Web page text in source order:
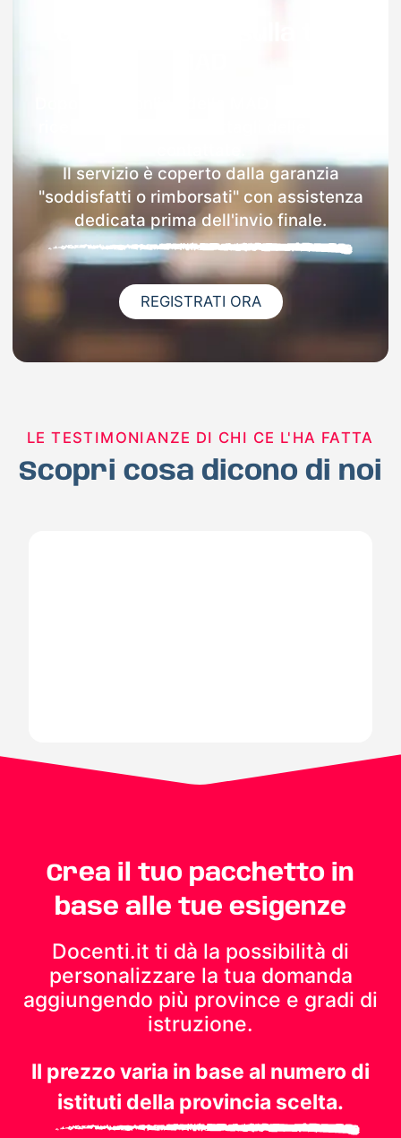
Il servizio è coperto dalla garanzia
"soddisfatti o rimborsati" con assistenza
dedicata prima dell'invio finale.
REGISTRATI ORA
LE TESTIMONIANZE DI CHI CE L'HA FATTA
Scopri cosa dicono di noi
Crea il tuo pacchetto in
base alle tue esigenze
Docenti.it ti dà la possibilità di
personalizzare la tua domanda
aggiungendo più province e gradi di
istruzione.
Il prezzo varia in base al numero di
istituti della provincia scelta.